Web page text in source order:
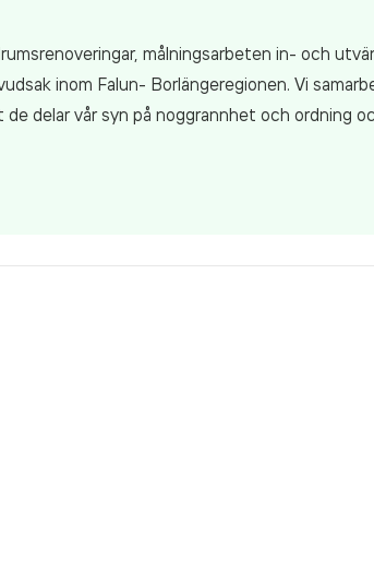
målningsarbeten in- och
inom Falun- Borlängeregionen. Vi
delar vår syn på noggrannhet och ordning